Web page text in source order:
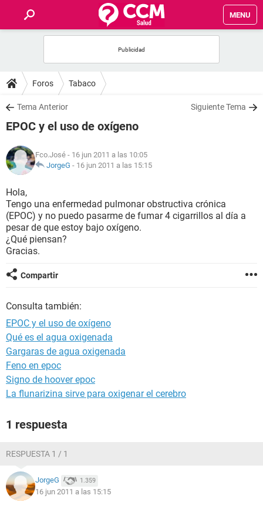
MENU
FOROS
SALUD
NUTRICIÓN
BIENESTAR
SEXUALIDAD
GLOSARIO
Foros Tabaco
Tema Anterior Siguiente Tema
EPOC y el uso de oxígeno
Fco.José - 16 jun 2011 a las 10:05
JorgeG - 16 jun 2011 a las 15:15
Hola,
Tengo una enfermedad pulmonar obstructiva crónica
(EPOC) y no puedo pasarme de fumar 4 cigarrillos al día a
pesar de que estoy bajo oxígeno.
¿Qué piensan?
Gracias.
Compartir
Consulta también:
EPOC y el uso de oxígeno
Qué es el agua oxigenada
Gargaras de agua oxigenada
Feno en epoc
Signo de hoover epoc
La flunarizina sirve para oxigenar el cerebro
1 respuesta
RESPUESTA 1 / 1
JorgeG 1.359
16 jun 2011 a las 15:15